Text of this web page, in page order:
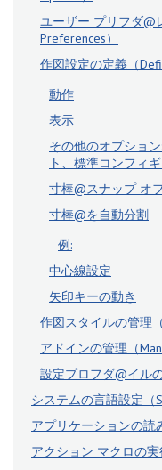
ユーザー プリフダ@
Preferences）
作図設定の定義（
動作
表示
その他のオプショ
ト、標準コンフィ
寸棒@スナップ オ
寸棒@を自動分割
例:
中心線設定
矢印キーの動き
作図スタイルの管理
アドインの管理（
設定プロフダ@イル
システムの言語設定（
アプリケーションの読
アクション マクロの実